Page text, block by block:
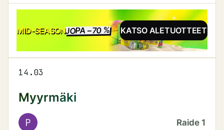
MID-SEASONJOPA −70 %ALEKATSO ALETUOTTEET
14.03
Myyrmäki
P Raide 1